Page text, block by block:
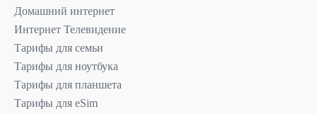
Домашний интернет
Интернет Телевидение
Тарифы для семьи
Тарифы для ноутбука
Тарифы для планшета
Тарифы для eSim